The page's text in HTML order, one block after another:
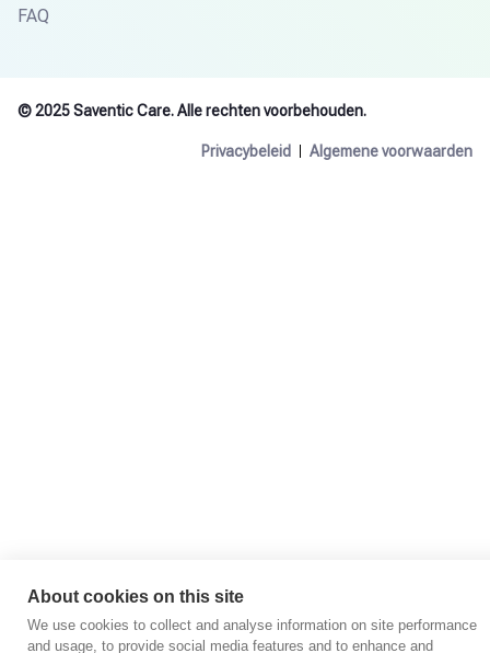
FAQ
© 2025 Saventic Care. Alle rechten voorbehouden.
Privacybeleid Algemene voorwaarden
About cookies on this site
We use cookies to collect and analyse information on site performance
and usage, to provide social media features and to enhance and